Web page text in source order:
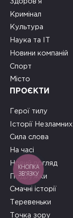
Кримінал
Культура
Наука та ІТ
Новини компаній
Спорт
Місто
ПРОЄКТИ
Герої тилу
Історії Незламних
Сила слова
На часі
Новий погляд
Подружки
Смачні історії
Теревеньки
Точка зору
КНОПКА
ЗВ'ЯЗКУ